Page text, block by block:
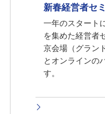
新春経営者セ
一年のスタート
を集めた経営者
京会場（グラン
とオンラインの
す。